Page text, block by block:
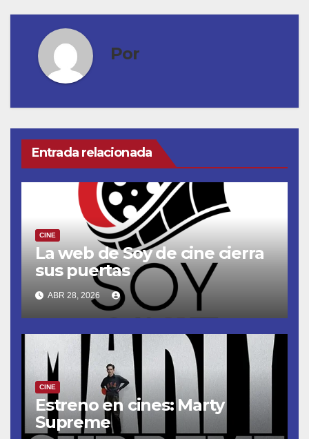
Por
Entrada relacionada
CINE
La web de Soy de cine cierra
sus puertas
ABR 28, 2026
CINE
Estreno en cines: Marty
Supreme